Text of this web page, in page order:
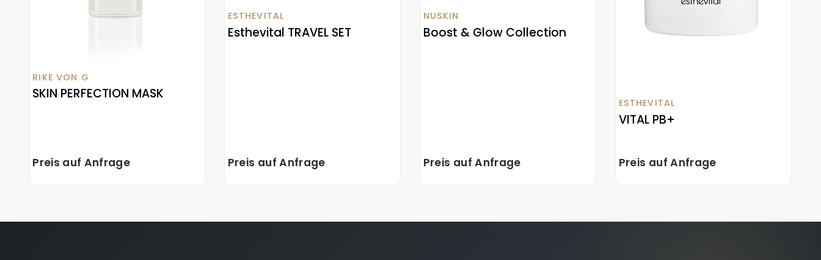
RIKE VON G
SKIN PERFECTION MASK
Preis auf Anfrage
ESTHEVITAL
Esthevital TRAVEL SET
Preis auf Anfrage
NUSKIN
Boost & Glow Collection
Preis auf Anfrage
ESTHEVITAL
VITAL PB+
Preis auf Anfrage